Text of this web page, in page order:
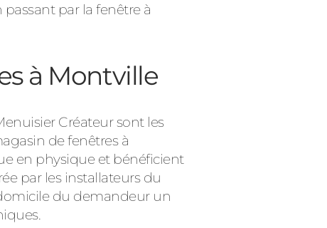
par la fenêtre à
à Montville
Créateur sont les
de fenêtres à
en physique et bénéficient
par les installateurs du
du demandeur un